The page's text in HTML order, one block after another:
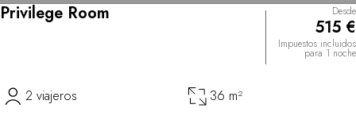
Privilege Room Desde
515 €
Impuestos incluidos
para 1 noche
2 viajeros 36 m²